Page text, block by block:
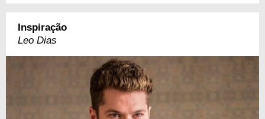
Inspiração
Leo Dias